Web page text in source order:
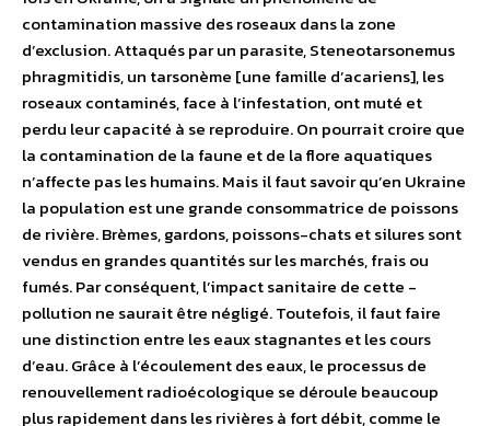
contamination massive des roseaux dans la zone
d’exclusion. Attaqués par un parasite, Steneotarsonemus
phragmitidis, un tarsonème [une famille d’acariens], les
roseaux contaminés, face à l’infestation, ont muté et
perdu leur capacité à se reproduire. On pourrait croire que
la contamination de la faune et de la flore aquatiques
n’affecte pas les humains. Mais il faut savoir qu’en Ukraine
la population est une grande consommatrice de poissons
de rivière. Brèmes, gardons, poissons-chats et silures sont
vendus en grandes quantités sur les marchés, frais ou
fumés. Par conséquent, l’impact sanitaire de cette ­
pollution ne saurait être négligé. Toutefois, il faut faire
une distinction entre les eaux stagnantes et les cours
d’eau. Grâce à l’écoulement des eaux, le processus de
renouvellement radioécologique se déroule beaucoup
plus rapidement dans les rivières à fort débit, comme le